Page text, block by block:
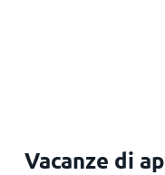
Vacanze di